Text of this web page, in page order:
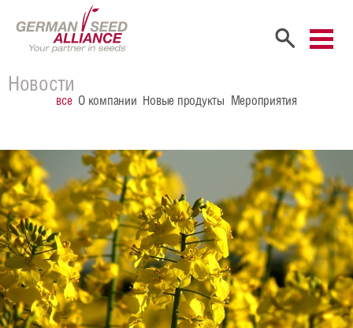
Новости
все О компании Новые продукты Мероприятия
Портрет компании
Учредители
Сбыт
Сотрудники
Карьера
Продукты